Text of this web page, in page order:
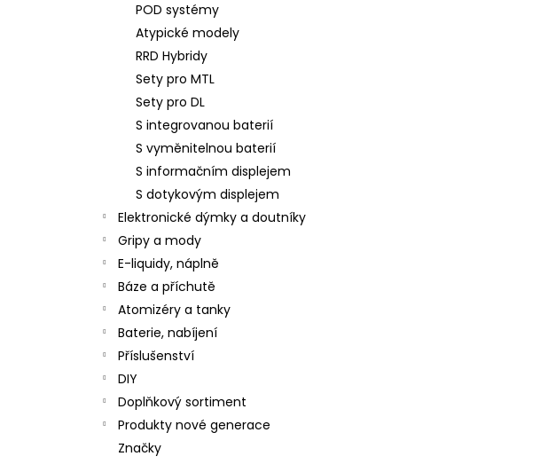
POD systémy
Atypické modely
RRD Hybridy
Sety pro MTL
Sety pro DL
S integrovanou baterií
S vyměnitelnou baterií
S informačním displejem
S dotykovým displejem
Elektronické dýmky a doutníky
Gripy a mody
E-liquidy, náplně
Báze a příchutě
Atomizéry a tanky
Baterie, nabíjení
Příslušenství
DIY
Doplňkový sortiment
Produkty nové generace
Značky